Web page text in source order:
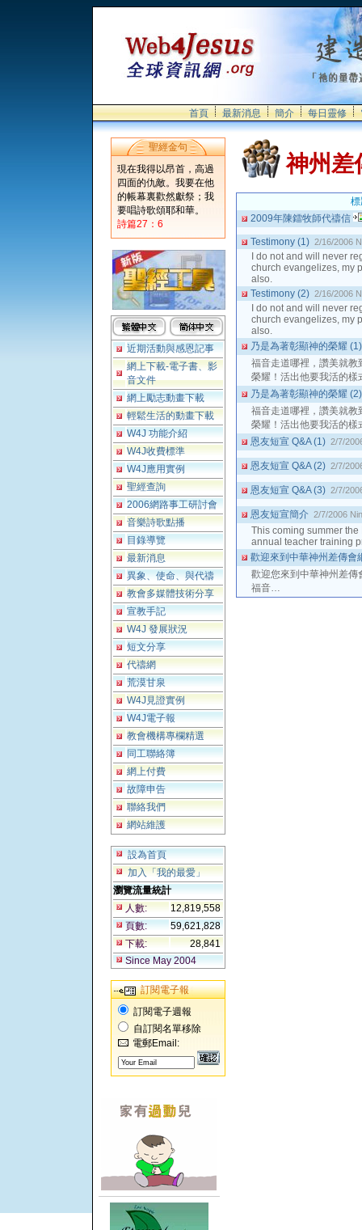
首頁 最新消息 簡介 每日靈修
聖經金句
現在我得以昂首，高過
四面的仇敵。我要在他
的帳幕裏歡然獻祭；我
要唱詩歌頌耶和華。
詩篇27：6
近期活動與感恩記事
網上下載-電子書、影
音文件
網上勵志動畫下載
輕鬆生活的動畫下載
W4J 功能介紹
W4J收費標準
W4J應用實例
聖經查詢
2006網路事工研討會
音樂詩歌點播
目錄導覽
最新消息
異象、使命、與代禱
教會多媒體技術分享
宣教手記
W4J 發展狀況
短文分享
代禱網
荒漠甘泉
W4J見證實例
W4J電子報
教會機構專欄精選
同工聯絡簿
網上付費
故障申告
聯絡我們
網站維護
設為首頁
加入「我的最愛」
瀏覽流量統計
人數:
12,819,558
頁數:
59,621,828
下載:
28,841
Since May 2004
訂閱電子報
訂閱電子週報
自訂閱名單移除
電郵Email:
神州差
標
2009年陳鐳牧師代禱信
Testimony (1) 2/16/2006
I do not and will never
church evangelizes, my
also.
Testimony (2) 2/16/2006
I do not and will never
church evangelizes, my
also.
乃是為著彰顯神的榮耀
福音走道哪裡，讚美就教
榮耀！活出他要我活的樣
乃是為著彰顯神的榮耀
福音走道哪裡，讚美就教
榮耀！活出他要我活的樣
恩友短宣 Q&A (1) 2/7/
恩友短宣 Q&A (2) 2/7/
恩友短宣 Q&A (3) 2/7/
恩友短宣簡介 2/7/2006
This coming summer
annual teacher training
歡迎來到中華神州差傳會
歡迎您來到中華神州差傳
福音…